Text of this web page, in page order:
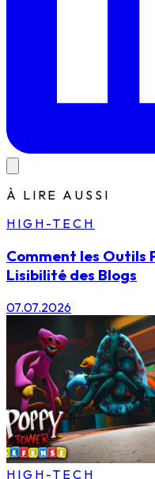
À LIRE AUSSI
HIGH-TECH
Comment les Outils
Lisibilité des Blogs
07.07.2026
HIGH-TECH